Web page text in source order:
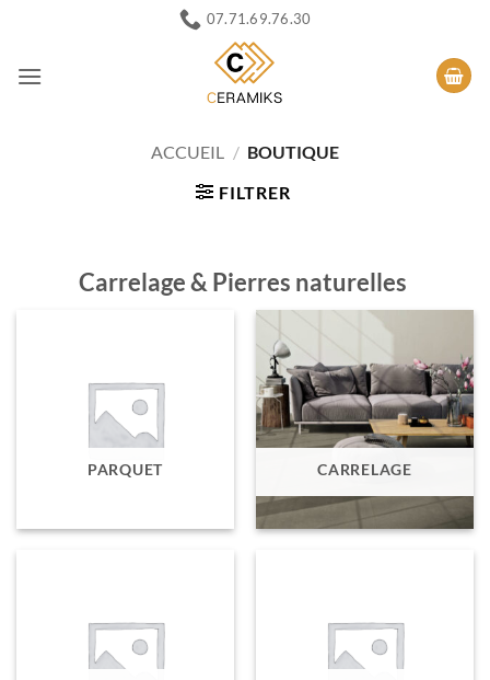
contenu
07.71.69.76.30
ACCUEIL / BOUTIQUE
FILTRER
Carrelage & Pierres naturelles
PARQUET CARRELAGE